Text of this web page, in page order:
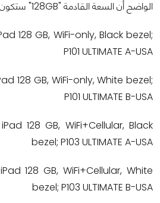
الواضح أن السعة القادمة "128GB" ستكون "المُطلقة".
128 GB, WiFi-only, Black bezel;
P101 ULTIMATE A-USA
128 GB, WiFi-only, White bezel;
P101 ULTIMATE B-USA
128 GB, WiFi+Cellular, Black
bezel; P103 ULTIMATE A-USA
128 GB, WiFi+Cellular, White
bezel; P103 ULTIMATE B-USA